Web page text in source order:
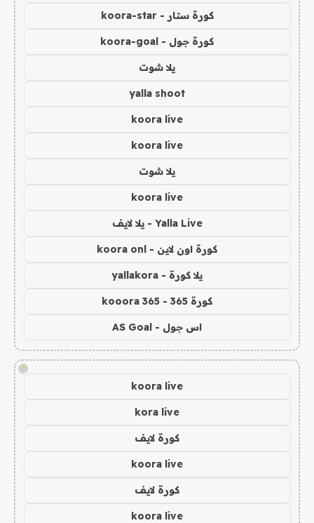
كورة ستار - koora-star
كورة جول - koora-goal
يلا شوت
yalla shoot
koora live
koora live
يلا شوت
koora live
Yalla Live - يلا لايف
كورة اون لاين - koora onl
يلا كورة - yallakora
كورة 365 - kooora 365
اس جول - AS Goal
!
koora live
kora live
كورة لايف
koora live
كورة لايف
koora live